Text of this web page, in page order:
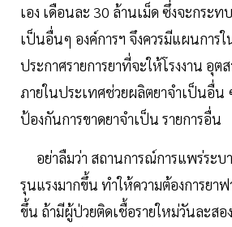
เอง เดือนละ 30 ล้านเม็ด ซึ่งจะกระท
เป็นอื่นๆ องค์การฯ จึงควรมีแผนการ
ประกาศรายการยาที่จะให้โรงงาน อุต
ภายในประเทศช่วยผลิตยาจําเป็นอื่
ป้องกันการขาดยาจำเป็น รายการอื่น
อย่าลืมว่า สถานการณ์การแพร่ระบ
รุนแรงมากขึ้น ทําให้ความต้องการยาฟ
ขึ้น ถ้ามีผู้ป่วยติดเชื้อรายใหม่วันละส